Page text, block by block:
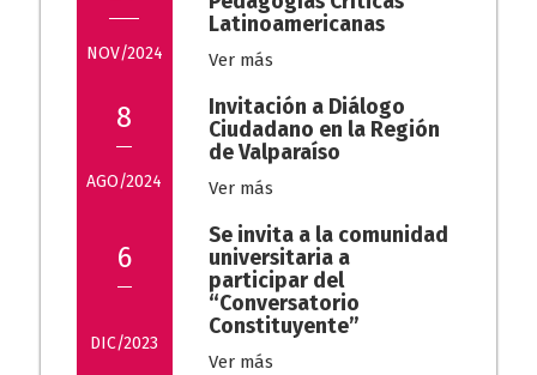
NOV/2024
Latinoamericanas
Ver más
8
AGO/2024
Invitación a Diálogo
Ciudadano en la Región
de Valparaíso
Ver más
6
DIC/2023
Se invita a la comunidad
universitaria a
participar del
“Conversatorio
Constituyente”
Ver más